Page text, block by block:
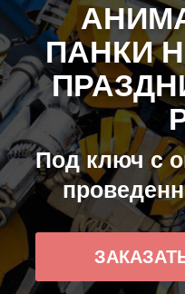
ПАНКИ
Под ключ с